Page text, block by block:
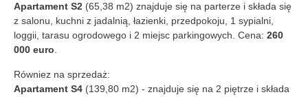
Apartament S2 (65,38 m2) znajduje się na parterze i składa się
z salonu, kuchni z jadalnią, łazienki, przedpokoju, 1 sypialni,
loggii, tarasu ogrodowego i 2 miejsc parkingowych. Cena: 260
000 euro.
Równiez na sprzedaż:
Apartament S4 (139,80 m2) - znajduje się na 2 piętrze i składa